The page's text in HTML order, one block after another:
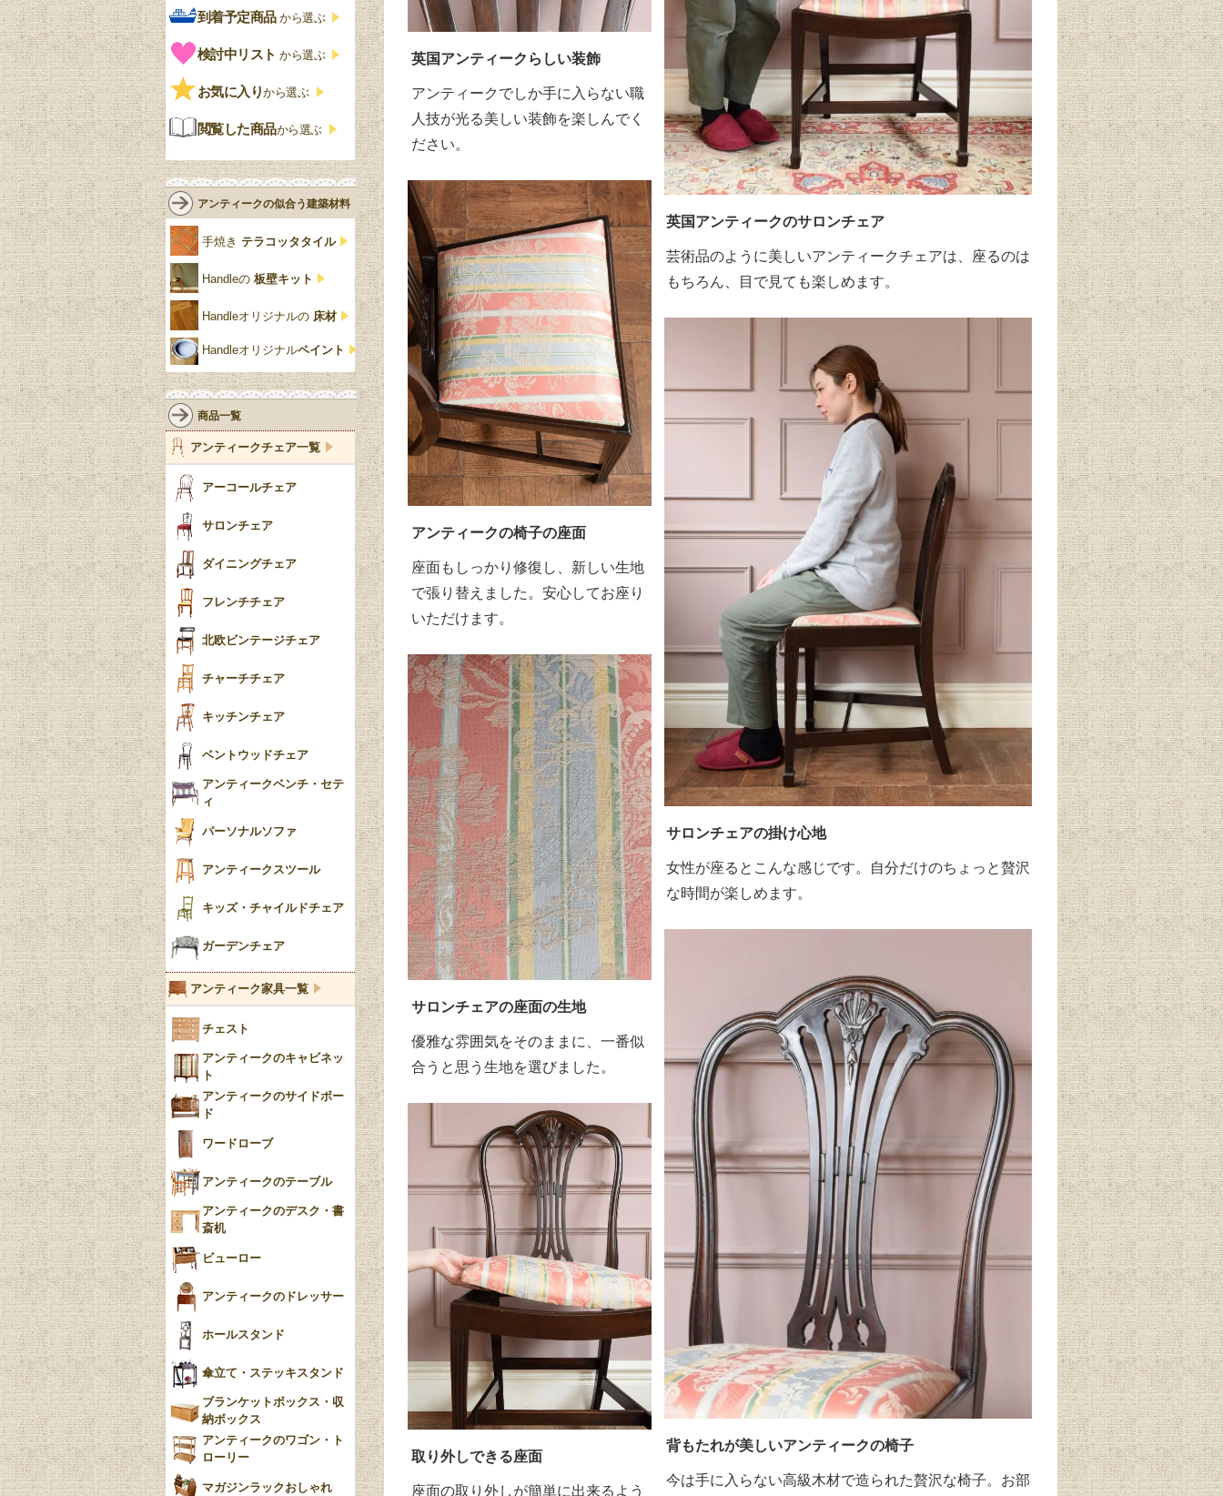
英国アンティークらしい装飾
アンティークでしか手に入らない職
人技が光る美しい装飾を楽しんでく
ださい。
アンティークの椅子の座面
座面もしっかり修復し、新しい生地
で張り替えました。安心してお座り
いただけます。
サロンチェアの座面の生地
優雅な雰囲気をそのままに、一番似
合うと思う生地を選びました。
取り外しできる座面
座面の取り外しが簡単に出来るよう
英国アンティークのサロンチェア
芸術品のように美しいアンティークチェアは、座るのは
もちろん、目で見ても楽しめます。
サロンチェアの掛け心地
女性が座るとこんな感じです。自分だけのちょっと贅沢
な時間が楽しめます。
背もたれが美しいアンティークの椅子
今は手に入らない高級木材で造られた贅沢な椅子。お部
ェア
洋服タンス
チェストおしゃれ
クローゼット
鏡台
花台
仏壇おしゃれ
靴箱収納
スリッパ収納
壁掛け家具
パーテーション・間
仕切り
ガーデンファニチャ
ー
ミラー
花瓶おしゃれ
陶器の人形
キャンドルホルダー
式
エリザベス様式
ジャコビアン
ロココ様式
ミッドセンチュリー
アールデコ
白・ホワイト
黒・ブラック
グ
ストラップワーク
雷文
ビーディング
リネンフォールド
ルネット
アカンサス
パイクラスト
脚のモチーフ一覧
ターニングレッグ
バルボスレッグ
ボビンターニング
ツイスト
トライポッド
バラスター
陶磁器の模様一覧
イマリ（IMARI）
ブルー＆ホワイト
ブルーウィローパターン
Blue）
YUAN
チンツ
クリノリン
マホガニー
ローズウッド材
サテンウッド材
Handleオリジナル
ウィリアムモリス
ロイドルーム
コントワールドファミー
ユ
ジェニファーテイラー
チェスターフィールド
リリパットレーン
アングルポイズ
ウォーカー＆ホール
年代別の一覧
アンティーク
ビンテージ
到着予定商品から選ぶ
検討中リスト から選ぶ
お気に入りから選ぶ
閲覧した商品から選ぶ
アンティークの似合う建築材料
手焼き テラコッタタイル
Handleの 板壁キット
Handleオリジナルの 床材
Handleオリジナルペイント
商品一覧
アンティークチェア一覧
アーコールチェア
サロンチェア
ダイニングチェア
フレンチチェア
北欧ビンテージチェア
チャーチチェア
キッチンチェア
ベントウッドチェア
アンティークベンチ・セテ
ィ
パーソナルソファ
アンティークスツール
キッズ・チャイルドチェア
ガーデンチェア
アンティーク家具一覧
チェスト
アンティークのキャビネッ
ト
アンティークのサイドボー
ド
ワードローブ
アンティークのテーブル
アンティークのデスク・書
斎机
ビューロー
アンティークのドレッサー
ホールスタンド
傘立て・ステッキスタンド
ブランケットボックス・収
納ボックス
アンティークのワゴン・ト
ローリー
マガジンラックおしゃれ